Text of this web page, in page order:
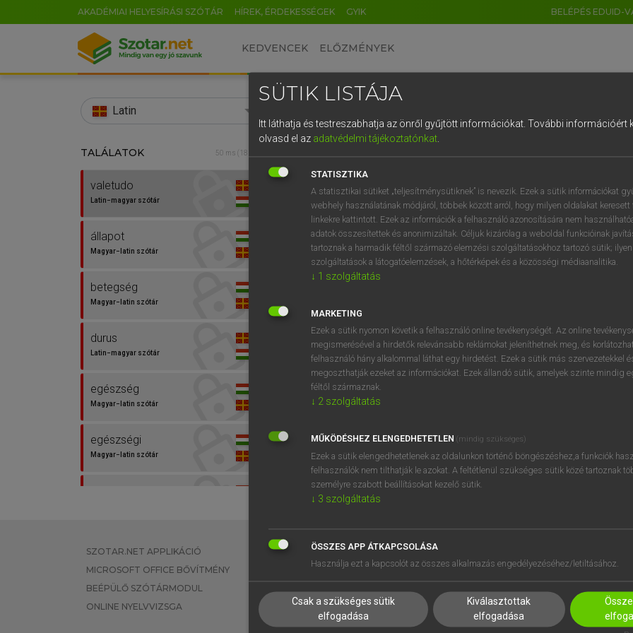
AKADÉMIAI HELYESÍRÁSI SZÓTÁR HÍREK, ÉRDEKESSÉGEK GYIK BELÉPÉS EDUID-
KEDVENCEK ELŐZMÉNYEK
Latin
TALÁLATOK 50 ms (18 db)
valetudo
Latin−magyar szótár
állapot
Magyar−latin szótár
betegség
Magyar−latin szótár
durus
Latin−magyar szótár
egészség
Magyar−latin szótár
egészségi
Magyar−latin szótár
Magyar−latin szótár
idegesség
Magyar−latin szótár
Latin−magyar szótár
VAN ELŐFIZETÉSED?
megtekintéséhez.
BELÉPÉS
próbaverziójának
regisztrálok ésbelépek.
REGISZTRÁCIÓ
SZOTAR.NET APPLIKÁCIÓ
MICROSOFT OFFICE BŐVÍTMÉNY
BEÉPÜLŐ SZÓTÁRMODUL
ONLINE NYELVVIZSGA
EGYÉNI FELHASZNÁLÓKNAK
TANULÓKNAK
VÁLLALATI MEGOLDÁSOK
SÚGÓ
RÓLUNK
SÜTI BEÁLLÍTÁSOK
SÜTIK LISTÁJA
Itt láthatja és testreszabhatja az önről gyűjtött információkat. További információért
olvasd el az adatvédelmi tájékoztatónkat.
STATISZTIKA
A statisztikai sütiket „teljesítménysütiknek” is nevezik. Ezek a sütik információkat
webhely használatának módjáról, többek között arról, hogy milyen oldalakat keresett
linkekre kattintott. Ezek az információk a felhasználó azonosítására nem
adatok összesítettek és anonimizáltak. Céljuk kizárólag a weboldal funkcióinak
tartoznak a harmadik féltől származó elemzési szolgáltatásokhoz tartozó sütik;
szolgáltatások a látogatóelemzések, a hőtérképek és a közösségi médiaanalitika.
↓ 1 szolgáltatás
MARKETING
Ezek a sütik nyomon követik a felhasználó online tevékenységét. Az online
megismerésével a hirdetők relevánsabb reklámokat jeleníthetnek meg, és
felhasználó hány alkalommal láthat egy hirdetést. Ezek a sütik más szervezetekkel
megoszthatják ezeket az információkat. Ezek állandó sütik, amelyek szinte mindig
féltől származnak.
↓ 2 szolgáltatás
MŰKÖDÉSHEZ ELENGEDHETETLEN (mindig szükséges)
Ezek a sütik elengedhetetlenek az oldalunkon történő böngészéshez,a funkciók
felhasználók nem tilthatják le azokat. A feltétlenül szükséges sütik közé tartoznak
személyre szabott beállításokat kezelő sütik.
↓ 3 szolgáltatás
ÖSSZES APP ÁTKAPCSOLÁSA
Használja ezt a kapcsolót az összes alkalmazás engedélyezéséhez/letiltásához.
Csak a szükséges sütik
elfogadása
Kiválasztottak
elfogadása
EN HU DE CN FR ES IT NL
0 1 2 3 4 5 6 7 8 9
q w e r t z u i
a s d f g h j k l é
í y x c v b n m , .